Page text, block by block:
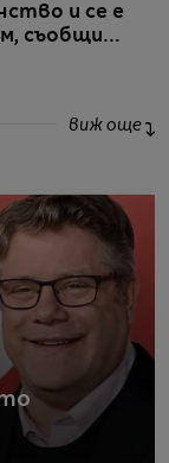
и се е
съобщи
виж още